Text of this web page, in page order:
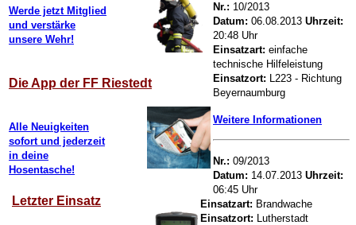
Werde jetzt Mitglied
und verstärke
unsere Wehr!
Die App der FF Riestedt
Alle Neuigkeiten
sofort und jederzeit
in deine
Hosentasche!
Letzter Einsatz
Nr.: 10/2013
Datum: 06.08.2013 Uhrzeit:
20:48 Uhr
Einsatzart: einfache
technische Hilfeleistung
Einsatzort: L223 - Richtung
Beyernaumburg
Weitere Informationen
Nr.: 09/2013
Datum: 14.07.2013 Uhrzeit:
06:45 Uhr
Einsatzart: Brandwache
Einsatzort: Lutherstadt